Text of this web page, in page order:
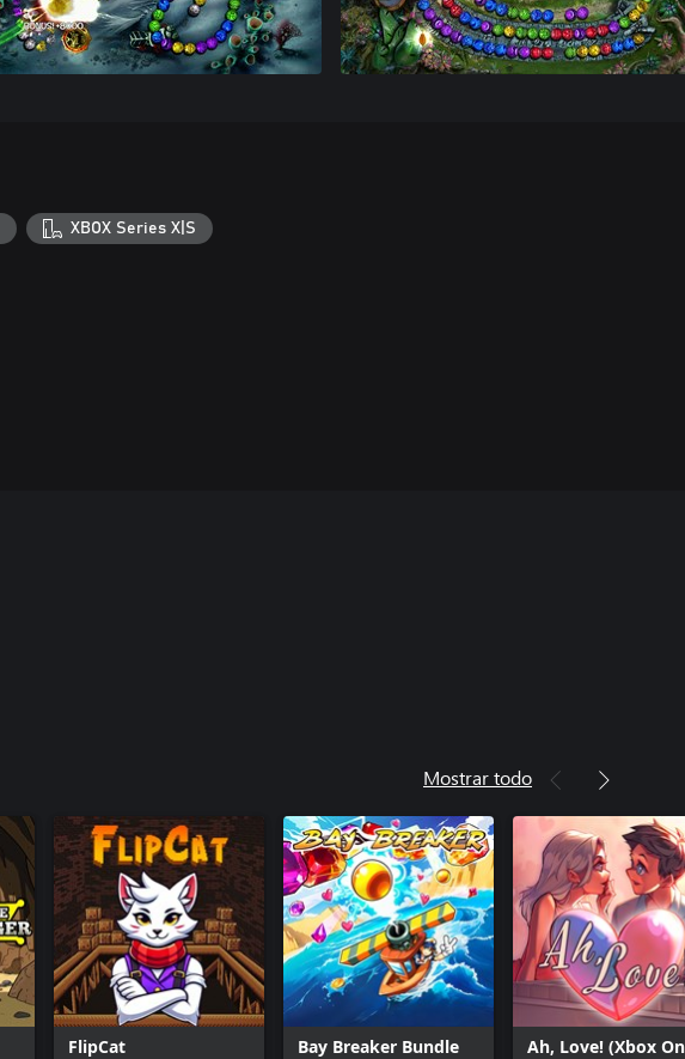
XBOX Series X|S
Mostrar todo
FlipCat Bay Breaker Bundle Ah, Love! (Xbox